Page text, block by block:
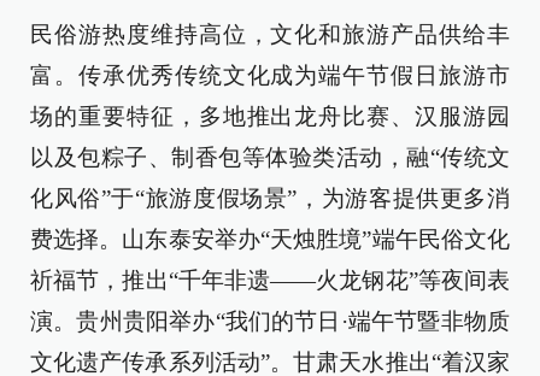
民俗游热度维持高位，文化和旅游产品供给丰
富。传承优秀传统文化成为端午节假日旅游市
场的重要特征，多地推出龙舟比赛、汉服游园
以及包粽子、制香包等体验类活动，融“传统文
化风俗”于“旅游度假场景”，为游客提供更多消
费选择。山东泰安举办“天烛胜境”端午民俗文化
祈福节，推出“千年非遗——火龙钢花”等夜间表
演。贵州贵阳举办“我们的节日·端午节暨非物质
文化遗产传承系列活动”。甘肃天水推出“着汉家